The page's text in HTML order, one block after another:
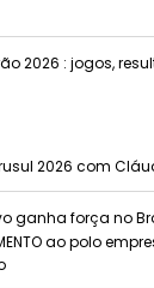
2026 : jogos,
2026 com
ganha força no
ao polo